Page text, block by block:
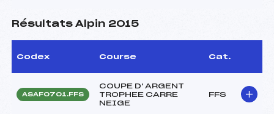
Résultats Alpin 2015
Codex Course Cat.
ASAF0701.FFS
COUPE D' ARGENT
TROPHEE CARRE
NEIGE
FFS